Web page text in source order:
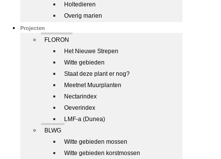
Holtedieren
Overig marien
Projecten
FLORON
Het Nieuwe Strepen
Witte gebieden
Staat deze plant er nog?
Meetnet Muurplanten
Nectarindex
Oeverindex
LMF-a (Dunea)
BLWG
Witte gebieden mossen
Witte gebieden korstmossen